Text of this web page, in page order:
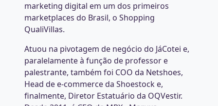
marketing digital em um dos primeiros
marketplaces do Brasil, o Shopping
QualiVillas.
Atuou na pivotagem de negócio do JáCotei e,
paralelamente à função de professor e
palestrante, também foi COO da Netshoes,
Head de e-commerce da Shoestock e,
finalmente, Diretor Estatuário da OQVestir.